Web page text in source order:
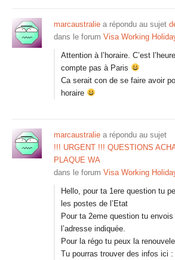
marcaustralie a répondu au sujet
dans le forum Visa Working
Attention à l’horaire. C’est
compte pas à Paris
Ca serait con de se faire avoir
horaire
marcaustralie a répondu au sujet
!!! URGENT !!! QUESTIONS
PLAQUE WA
dans le forum Visa Working
Hello, pour ta 1ere question tu
les postes de l’Etat
Pour ta 2eme question tu
l’adresse indiquée.
Pour la régo tu peux la
Tu pourras trouver des infos ici :